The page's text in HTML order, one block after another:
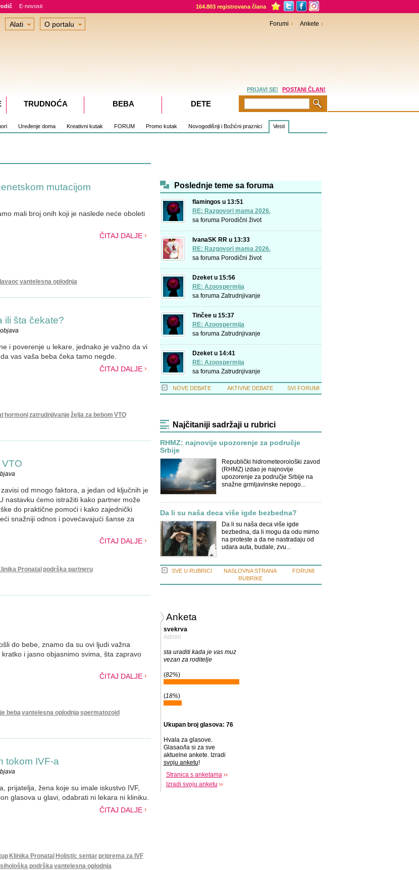
E-novosti 164.803 registrovana člana
Uređenje doma Kreativni kutak FORUM Promo kutak Novogodišnji i Božićni praznici Vesti
mutacijom
mali broj onih koji je naslede neće oboleti
ČITAJ DALJE
vantelesna oplodnja
ili šta čekate?
i poverenje u lekare, jednako je važno da vi
vas vaša beba čeka tamo negde.
ČITAJ DALJE
hormonizatrudnjivanježelja za bebom VTO
od mnogo faktora, a jedan od ključnih je
nastavku ćemo istražiti kako partner može
do praktične pomoći i kako zajednički
snažniji odnos i povećavajući šanse za
ČITAJ DALJE
Pronatal podrška partneru
do bebe, znamo da su ovi ljudi važna
i jasno objasnimo svima, šta zapravo
ČITAJ DALJE
bebavantelesna oplodnjaspermatozoid
tokom IVF-a
prijatelja, žena koje su imale iskustvo IVF,
glasova u glavi, odabrati ni lekara ni kliniku.
ČITAJ DALJE
Klinika Pronatal Holistic sentar priprema za IVF
podrškavantelesna oplodnja
Poslednje teme sa foruma
flamingos u 13:51
RE: Razgovori mama 2026.
sa foruma Porodični život
IvanaSK RR u 13:33
RE: Razgovori mama 2026.
sa foruma Porodični život
Dzeket u 15:56
RE: Azoospermija
sa foruma Zatrudnjivanje
Tinčee u 15:37
RE: Azoospermija
sa foruma Zatrudnjivanje
Dzeket u 14:41
RE: Azoospermija
sa foruma Zatrudnjivanje
NOVE DEBATE AKTIVNE DEBATE SVI FORUMI
Najčitaniji sadržaji u rubrici
RHMZ: najnovije upozorenje za područje
Srbije
Republički hidrometeorološki zavod
(RHMZ) izdao je najnovije
upozorenje za područje Srbije na
snažne grmljavinske nepogo...
Da li su naša deca više igde bezbedna?
Da li su naša deca više igde
bezbedna, da li mogu da odu mirno
na proteste a da ne nastradaju od
udara auta, budale, zvu...
SVE U RUBRICI
NASLOVNA STRANA
RUBRIKE
FORUMI
Anketa
svekrva
Admin
sta uraditi kada je vas muz
vezan za roditelje
(82%)
(18%)
Ukupan broj glasova: 76
Hvala za glasove.
Glasao/la si za sve
aktuelne ankete. Izradi
svoju anketu!
Stranica s anketama
Izradi svoju anketu
Alati O portalu Forumi Ankete
PRIJAVI SE! POSTANI ČLAN!
TRUDNOĆA BEBA DETE